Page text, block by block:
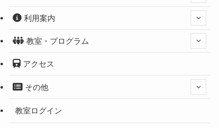
利用案内
教室・プログラム
アクセス
その他
教室ログイン